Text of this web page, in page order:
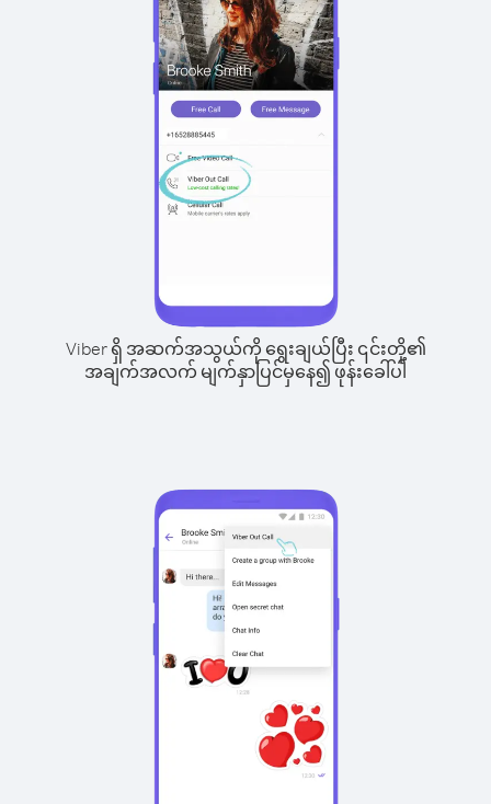
Viber ရှိ အဆက်အသွယ်ကို ရွေးချယ်ပြီး ၎င်းတို့၏
အချက်အလက် မျက်နှာပြင်မှနေ၍ ဖုန်းခေါ်ပါ